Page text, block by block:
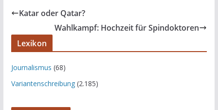
Katar oder Qatar?
Wahlkampf: Hochzeit für Spindoktoren
Lexikon
Journalismus (68)
Variantenschreibung(2.185)